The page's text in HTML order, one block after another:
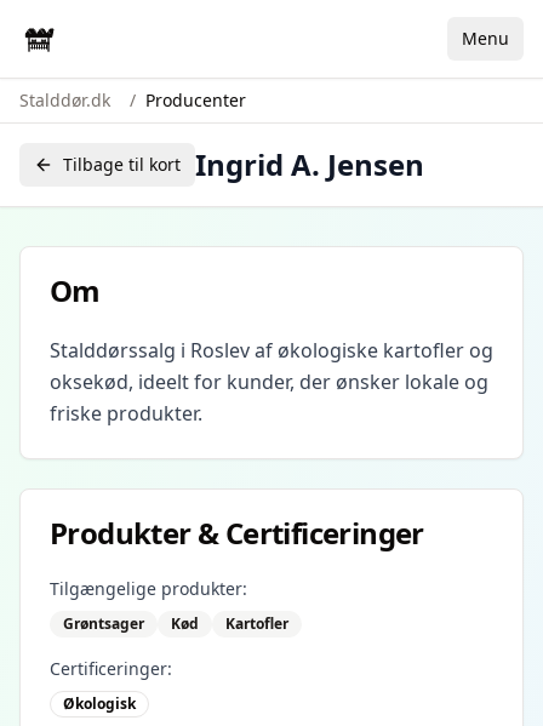
Menu
Stalddør.dk / Producenter
Tilbage til kort Ingrid A. Jensen
Om
Stalddørssalg i Roslev af økologiske kartofler og
oksekød, ideelt for kunder, der ønsker lokale og
friske produkter.
Produkter & Certificeringer
Tilgængelige produkter:
Grøntsager Kød Kartofler
Certificeringer:
Økologisk